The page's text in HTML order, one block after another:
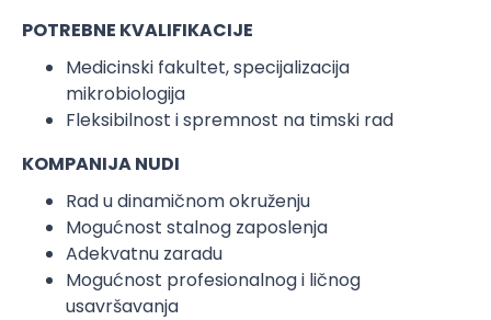
POTREBNE KVALIFIKACIJE
Medicinski fakultet, specijalizacija
mikrobiologija
Fleksibilnost i spremnost na timski rad
KOMPANIJA NUDI
Rad u dinamičnom okruženju
Mogućnost stalnog zaposlenja
Adekvatnu zaradu
Mogućnost profesionalnog i ličnog
usavršavanja